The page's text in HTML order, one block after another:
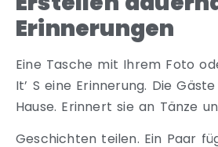
Erinnerungen
Eine Tasche mit Ihrem Foto
It’ S eine Erinnerung. Die
Hause. Erinnert sie an Tänze
Geschichten teilen. Ein Paar